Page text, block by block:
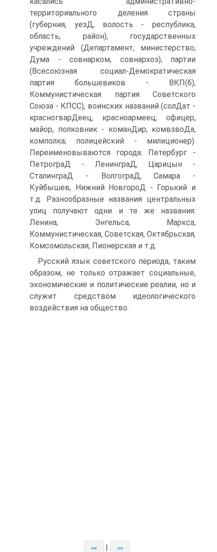
территориального деления страны
(губерния, уезД, волость - республика,
область, район), государственных
учреждений (Департамент, министерство,
Дума - совнарком, совнархоз), партии
(Всесоюзная социал-Демократическая
партия большевиков - ВКП(б),
Коммунистическая партия Советского
Союза - КПСС), воинских названий (солДат -
красногварДеец, красноармеец; офицер,
майор, полковник - команДир, комвзвоДа,
комполка; полицейский - милиционер).
Переименовываются города: Петербург -
ПетрограД - ЛенинграД, Царицын -
СталинграД - ВолгограД, Самара -
Куйбышев, Нижний НовгороД - Горький и
т.д. Разнообразные названия центральных
улиц получают одни и те же названия:
Ленина, Энгельса, Маркса,
Коммунистическая, Советская, Октябрьская,
Комсомольская, Пионерская и т.д.
Русский язык советского периода, таким
образом, не только отражает социальные,
экономические и политические реалии, но и
служит средством идеологического
воздействия на общество.
<< >>